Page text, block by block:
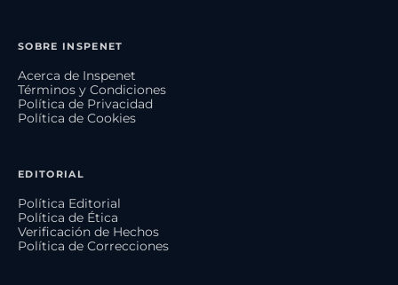
SOBRE INSPENET
Acerca de Inspenet
Términos y Condiciones
Política de Privacidad
Política de Cookies
EDITORIAL
Política Editorial
Política de Ética
Verificación de Hechos
Política de Correcciones